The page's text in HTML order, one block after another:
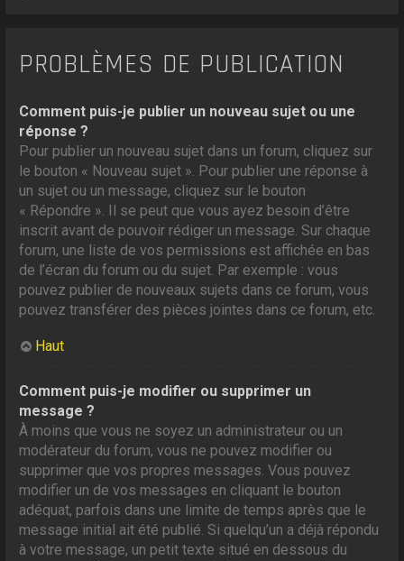
PROBLÈMES DE PUBLICATION
Comment puis-je publier un nouveau sujet ou une
réponse ?
Pour publier un nouveau sujet dans un forum, cliquez sur
le bouton « Nouveau sujet ». Pour publier une réponse à
un sujet ou un message, cliquez sur le bouton
« Répondre ». Il se peut que vous ayez besoin d’être
inscrit avant de pouvoir rédiger un message. Sur chaque
forum, une liste de vos permissions est affichée en bas
de l’écran du forum ou du sujet. Par exemple : vous
pouvez publier de nouveaux sujets dans ce forum, vous
pouvez transférer des pièces jointes dans ce forum, etc.
Haut
Comment puis-je modifier ou supprimer un
message ?
À moins que vous ne soyez un administrateur ou un
modérateur du forum, vous ne pouvez modifier ou
supprimer que vos propres messages. Vous pouvez
modifier un de vos messages en cliquant le bouton
adéquat, parfois dans une limite de temps après que le
message initial ait été publié. Si quelqu’un a déjà répondu
à votre message, un petit texte situé en dessous du